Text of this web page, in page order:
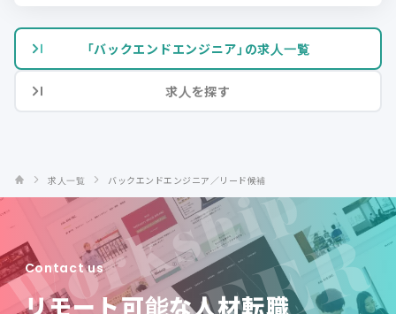
「バックエンドエンジニア」の求人一覧
求人を探す
求人一覧 バックエンドエンジニア／リード候補
Contact us
リモート可能な人材転職